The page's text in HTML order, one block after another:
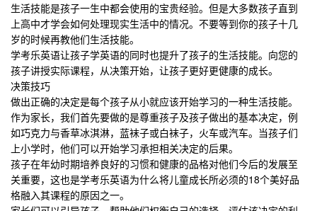
生活技能是孩子一生中都会使用的宝贵经验。但是大多数孩子直到
上高中才学会如何处理现实生活中的情况。不要等到你的孩子十几
岁的时候再教他们生活技能。
学考乐英语让孩子学英语的同时也提升了孩子的生活技能。向您的
孩子讲授实际课程，从决策开始，让孩子更好更健康的成长。
决策技巧
做出正确的决定是每个孩子从小就应该开始学习的一种生活技能。
作为家长，我们首先要做的是尊重孩子及孩子做出的基本决定，例
如巧克力与香草冰淇淋，蓝袜子或白袜子，火车或汽车。当孩子们
上小学时，他们可以开始学习承担相关决定的后果。
孩子在年幼时期培养良好的习惯和健康的品格对他们今后的发展至
关重要，这也是学考乐英语为什么将儿童成长所必须的18个美好品
格融入其课程的原因之一。